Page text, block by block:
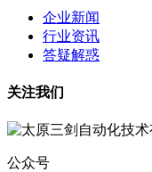
企业新闻
行业资讯
答疑解惑
关注我们
公众号